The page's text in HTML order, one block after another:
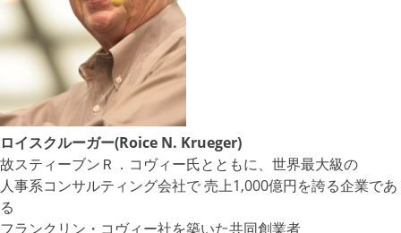
ロイスクルーガー(Roice N. Krueger)
故スティーブンＲ．コヴィー氏とともに、世界最大級の
人事系コンサルティング会社で 売上1,000億円を誇る企業であ
る
フランクリン・コヴィー社を築いた共同創業者